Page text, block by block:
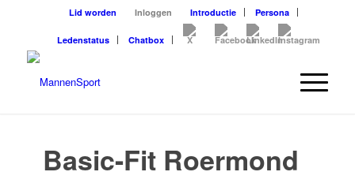
Lid worden Inloggen Introductie Persona
Ledenstatus Chatbox
Basic-Fit Roermond